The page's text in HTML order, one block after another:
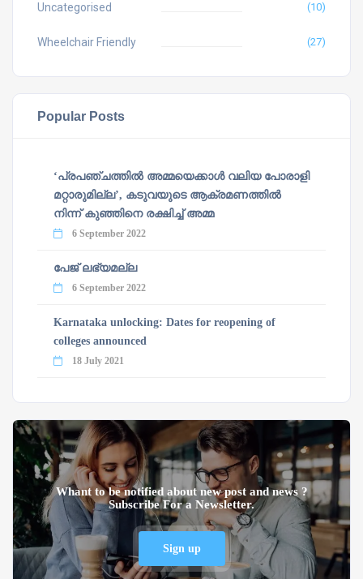
Uncategorised (10)
Wheelchair Friendly (27)
Popular Posts
‘പ്രപഞ്ചത്തില്‍ അമ്മയെക്കാള്‍ വലിയ പോരാളി
മറ്റാരുമില്ല’, കടുവയുടെ ആക്രമണത്തില്‍
നിന്ന് കുഞ്ഞിനെ രക്ഷിച്ച് അമ്മ
6 September 2022
പേജ് ലഭ്യമല്ല
6 September 2022
Karnataka unlocking: Dates for reopening of
colleges announced
18 July 2021
Whant to be notified about new post and news ?
Subscribe For a Newsletter.
Sign up